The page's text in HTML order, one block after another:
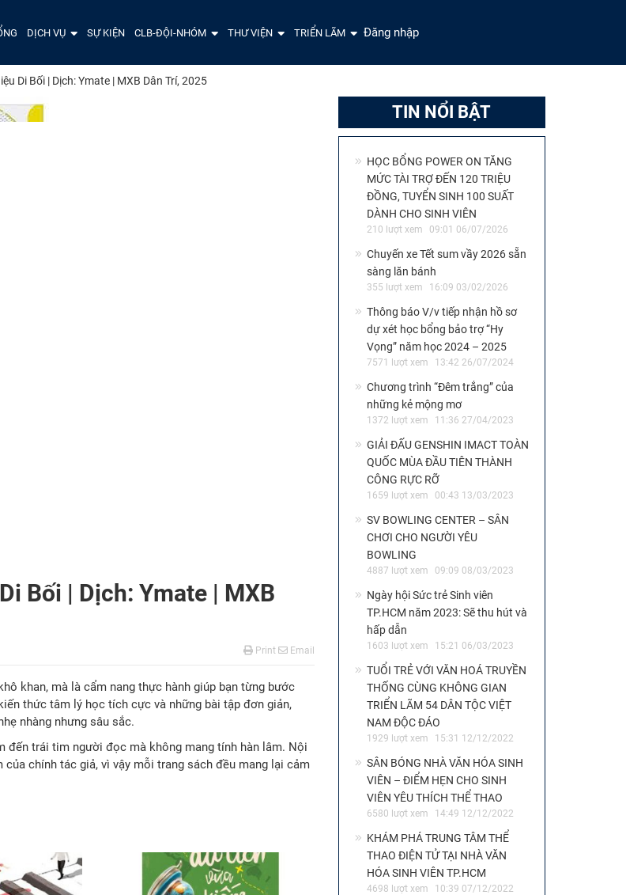
DỊCH VỤ SỰ KIỆN CLB-ĐỘI-NHÓM THƯ VIỆN TRIỂN LÃM Đăng nhập
Di Bối | Dịch: Ymate | MXB Dân Trí, 2025
Bối | Dịch: Ymate | MXB
Print Email
khan, mà là cẩm nang thực hành giúp bạn từng bước
thức tâm lý học tích cực và những bài tập đơn giản,
nhàng nhưng sâu sắc.
đến trái tim người đọc mà không mang tính hàn lâm. Nội
chính tác giả, vì vậy mỗi trang sách đều mang lại cảm
TIN NỔI BẬT
HỌC BỔNG POWER ON TĂNG
MỨC TÀI TRỢ ĐẾN 120 TRIỆU
ĐỒNG, TUYỂN SINH 100 SUẤT
DÀNH CHO SINH VIÊN
210 lượt xem 09:01 06/07/2026
Chuyến xe Tết sum vầy 2026 sẵn
sàng lăn bánh
355 lượt xem 16:09 03/02/2026
Thông báo V/v tiếp nhận hồ sơ
dự xét học bổng bảo trợ “Hy
Vọng” năm học 2024 – 2025
7571 lượt xem 13:42 26/07/2024
Chương trình “Đêm trắng” của
những kẻ mộng mơ
1372 lượt xem 11:36 27/04/2023
GIẢI ĐẤU GENSHIN IMACT TOÀN
QUỐC MÙA ĐẦU TIÊN THÀNH
CÔNG RỰC RỠ
1659 lượt xem 00:43 13/03/2023
SV BOWLING CENTER – SÂN
CHƠI CHO NGƯỜI YÊU
BOWLING
4887 lượt xem 09:09 08/03/2023
Ngày hội Sức trẻ Sinh viên
TP.HCM năm 2023: Sẽ thu hút và
hấp dẫn
1603 lượt xem 15:21 06/03/2023
TUỔI TRẺ VỚI VĂN HOÁ TRUYỀN
THỐNG CÙNG KHÔNG GIAN
TRIỂN LÃM 54 DÂN TỘC VIỆT
NAM ĐỘC ĐÁO
1929 lượt xem 15:31 12/12/2022
SÂN BÓNG NHÀ VĂN HÓA SINH
VIÊN – ĐIỂM HẸN CHO SINH
VIÊN YÊU THÍCH THỂ THAO
6580 lượt xem 14:49 12/12/2022
KHÁM PHÁ TRUNG TÂM THỂ
THAO ĐIỆN TỬ TẠI NHÀ VĂN
HÓA SINH VIÊN TP.HCM
4698 lượt xem 10:39 07/12/2022